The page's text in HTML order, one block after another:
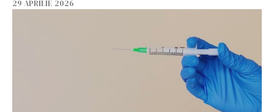
29 APRILIE 2026